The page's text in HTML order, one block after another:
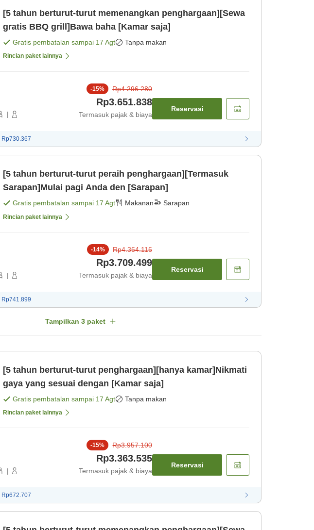
[5 tahun berturut-turut memenangkan penghargaan][Sewa
gratis BBQ grill]Bawa baha [Kamar saja]
Gratis pembatalan sampai 17 Agt Tanpa makan
Rincian paket lainnya
|
-15% Rp4.296.280
Rp3.651.838
Termasuk pajak & biaya
Reservasi
Rp730.367
[5 tahun berturut-turut peraih penghargaan][Termasuk
Sarapan]Mulai pagi Anda den [Sarapan]
Gratis pembatalan sampai 17 Agt Makanan Sarapan
Rincian paket lainnya
|
-14% Rp4.364.116
Rp3.709.499
Termasuk pajak & biaya
Reservasi
Rp741.899
Tampilkan 3 paket
[5 tahun berturut-turut penghargaan][hanya kamar]Nikmati
gaya yang sesuai dengan [Kamar saja]
Gratis pembatalan sampai 17 Agt Tanpa makan
Rincian paket lainnya
|
-15% Rp3.957.100
Rp3.363.535
Termasuk pajak & biaya
Reservasi
Rp672.707